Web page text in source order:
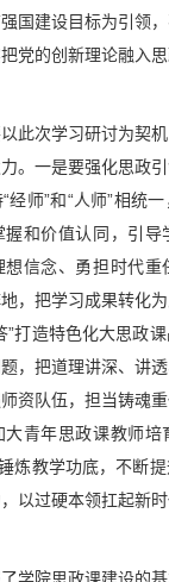
国建设目标为引领
党的创新理论融入
此次学习研讨为契
。一是要强化思政引
经师”和“人师”相统
握和价值认同，引导
想信念、勇担时代重
，把学习成果转化
”打造特色化大思政
，把道理讲深、讲
资队伍，担当铸魂
大青年思政课教师培
炼教学功底，不断
以过硬本领扛起新